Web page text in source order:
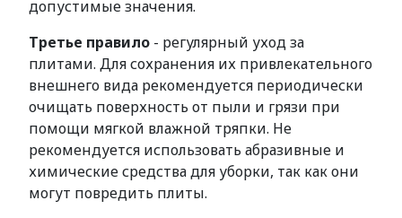
допустимые значения.
Третье правило - регулярный уход за
плитами. Для сохранения их привлекательного
внешнего вида рекомендуется периодически
очищать поверхность от пыли и грязи при
помощи мягкой влажной тряпки. Не
рекомендуется использовать абразивные и
химические средства для уборки, так как они
могут повредить плиты.